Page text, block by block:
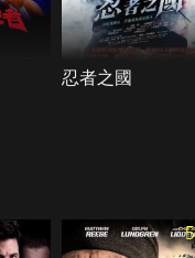
忍者之國